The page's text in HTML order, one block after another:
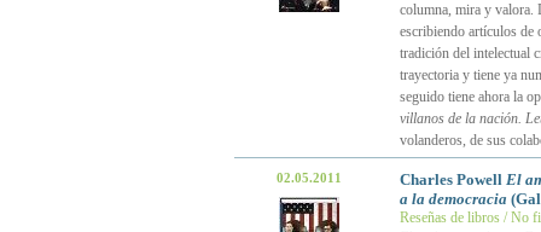
columna, mira y valora.
escribiendo artículos de
tradición del intelectual
trayectoria y tiene ya
seguido tiene ahora la
villanos de la nación.
volanderos, de sus
02.05.2011 Charles Powell El
a la democracia
Reseñas de libros / No